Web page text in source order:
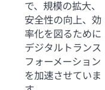
で、規模の拡大、
安全性の向上、効
率化を図るために
デジタルトランス
フォーメーション
を加速させていま